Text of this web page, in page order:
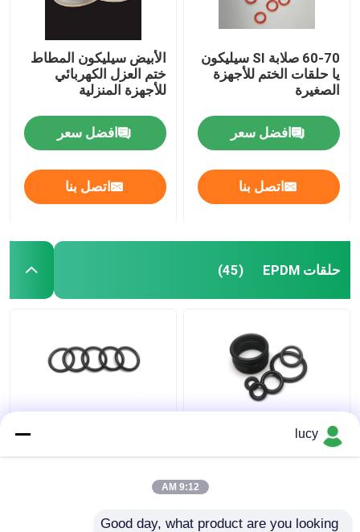
60-70 صلابة SI سيليكون
يا حلقات الختم للأجهزة
الصغيرة
افضل سعر
اتصل بنا
الأبيض سيليكون المطاط
ختم العزل الكهربائي
للأجهزة المنزلية
افضل سعر
اتصل بنا
حلقات EPDM (45)
70-80 صلابة حلقات
الأسود في المعدات الطبية
الكيميائية
lucy
9:12 AM
Good day, what product are you looking